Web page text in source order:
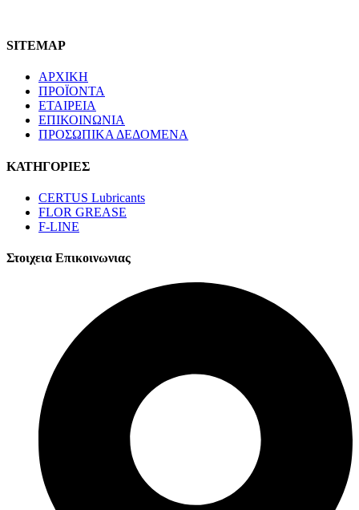
SITEMAP
ΑΡΧΙΚΗ
ΠΡΟΪΟΝΤΑ
ΕΤΑΙΡΕΙΑ
ΕΠΙΚΟΙΝΩΝΙΑ
ΠΡΟΣΩΠΙΚΑ ΔΕΔΟΜΕΝΑ
ΚΑΤΗΓΟΡΙΕΣ
CERTUS Lubricants
FLOR GREASE
F-LINE
Στοιχεια Επικοινωνιας